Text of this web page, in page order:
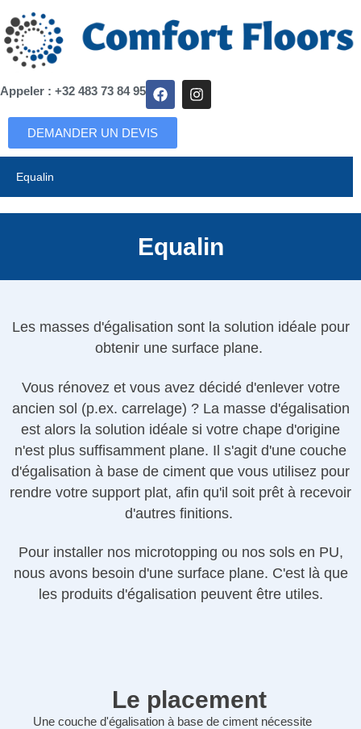
Appeler : +32 483 73 84 95
DEMANDER UN DEVIS
Equalin
Equalin
Les masses d'égalisation sont la solution idéale pour
obtenir une surface plane.
Vous rénovez et vous avez décidé d'enlever votre
ancien sol (p.ex. carrelage) ? La masse d'égalisation
est alors la solution idéale si votre chape d'origine
n'est plus suffisamment plane. Il s'agit d'une couche
d'égalisation à base de ciment que vous utilisez pour
rendre votre support plat, afin qu'il soit prêt à recevoir
d'autres finitions.
Pour installer nos microtopping ou nos sols en PU,
nous avons besoin d'une surface plane. C'est là que
les produits d'égalisation peuvent être utiles.
Le placement
Une couche d'égalisation à base de ciment nécessite